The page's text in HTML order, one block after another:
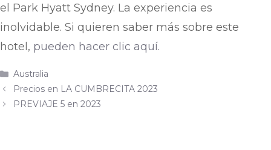
el Park Hyatt Sydney. La experiencia es
inolvidable. Si quieren saber más sobre este
hotel, pueden hacer clic aquí.
Australia
Precios en LA CUMBRECITA 2023
PREVIAJE 5 en 2023